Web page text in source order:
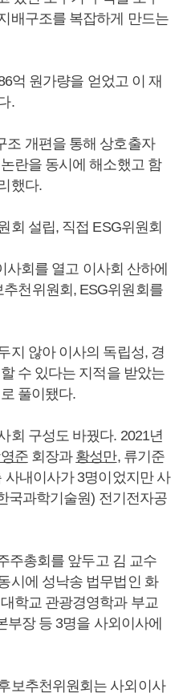
배구조를 복잡하게 만드는
억 원가량을 얻었고 이 재
.
조 개편을 통해 상호출자
란을 동시에 해소했고 함
했다.
회 설립, 직접 ESG위원회
사회를 열고 이사회 산하에
천위원회, ESG위원회를
지 않아 이사의 독립성, 경
수 있다는 지적을 받았는
풀이됐다.
회 구성도 바꿨다. 2021년
준회장과 황성만, 류기준
내이사가 3명이었지만 사
국과학기술원) 전기전자공
주총회를 앞두고 김 교수
시에 성낙송 법무법인 화
학교 관광경영학과 부교
부장 등 3명을 사외이사에
보추천위원회는 사외이사